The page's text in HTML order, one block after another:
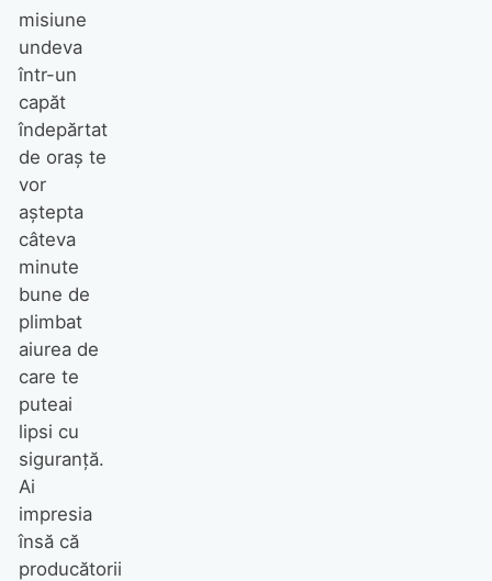
misiune
undeva
într-un
capăt
îndepărtat
de oraş te
vor
aştepta
câteva
minute
bune de
plimbat
aiurea de
care te
puteai
lipsi cu
siguranţă.
Ai
impresia
însă că
producătorii